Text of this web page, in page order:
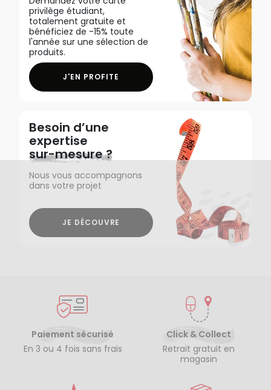
privilège étudiant,
totalement gratuite et
bénéficiez de -15% toute
l'année sur une sélection de
produits.
J'EN PROFITE
Besoin d’une
expertise
sur-mesure ?
Nous vous accompagnons
dans votre projet
JE DÉCOUVRE
Paiement sécurisé
En 3 ou 4 fois sans frais
Click & Collect
Retrait gratuit en
magasin